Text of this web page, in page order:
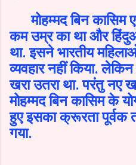
मोहम्मद बिन कासिम
कम उम्र का था और
था. इसने भारतीय
व्यवहार नहीं किया.
खरा उतरा था. परंतु नए
मोहम्मद बिन कासिम के
हुए इसका क्रूरता पूर्वक
गया.